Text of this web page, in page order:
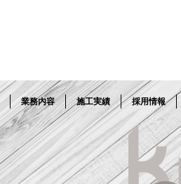
業務内容 施工実績 採用情報